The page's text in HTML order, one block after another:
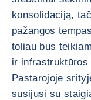
konsolidaciją,
pažangos
toliau bus
ir infrastruktūros
Pastarojoje
susijusi su